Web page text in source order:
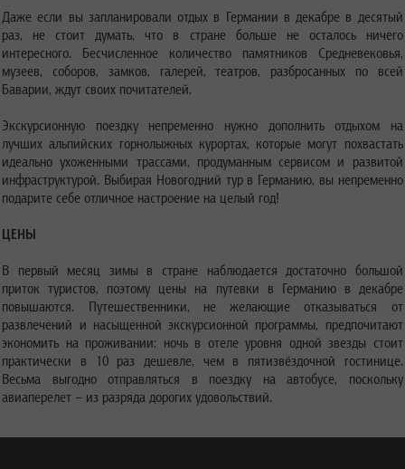
Даже если вы запланировали отдых в Германии в декабре в десятый
раз, не стоит думать, что в стране больше не осталось ничего
интересного. Бесчисленное количество памятников Средневековья,
музеев, соборов, замков, галерей, театров, разбросанных по всей
Баварии, ждут своих почитателей.
Экскурсионную поездку непременно нужно дополнить отдыхом на
лучших альпийских горнолыжных курортах, которые могут похвастать
идеально ухоженными трассами, продуманным сервисом и развитой
инфраструктурой. Выбирая Новогодний тур в Германию, вы непременно
подарите себе отличное настроение на целый год!
ЦЕНЫ
В первый месяц зимы в стране наблюдается достаточно большой
приток туристов, поэтому цены на путевки в Германию в декабре
повышаются. Путешественники, не желающие отказываться от
развлечений и насыщенной экскурсионной программы, предпочитают
экономить на проживании: ночь в отеле уровня одной звезды стоит
практически в 10 раз дешевле, чем в пятизвёздочной гостинице.
Весьма выгодно отправляться в поездку на автобусе, поскольку
авиаперелет – из разряда дорогих удовольствий.